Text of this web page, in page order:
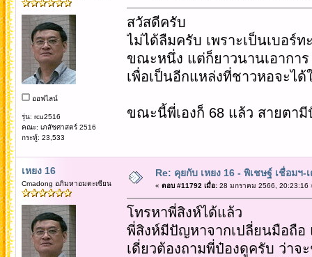
ออฟไลน์
รุ่น: rcu2516
คณะ: เภสัชศาสตร์ 2516
กระทู้: 23,533
สวัสดีครับ
ไม่ได้ลืมครับ เพราะเป็นเบอร์
ขณะหนึ่ง แต่ก็ยาวนานเอาการ
เพื่อเป็นอีกแหล่งที่ชาวหอจะไ
ขณะนี้พี่เองก็ 68 แล้ว สายตา
เหยง 16
Cmadong อภิมหาอมตะเซียน
Re: คุยกับ เหยง 16 - พิเชษฐ์ เชื่อมฯ
« ตอบ #11792 เมื่อ:28 มกราคม 2566, 20:23:16
โทรหาพี่สิงห์ได้แล้ว
พี่สิงห์มีปัญหาจากเปลี่ยนมือถือ
เดี่ยวต้องถามพี่ป๋องดูครับ ว่าจ